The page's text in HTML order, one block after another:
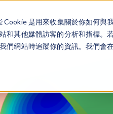
Cookie 是用來收集關於你如何
和其他媒體訪客的分析和指標。
們網站時追蹤你的資訊。我們會